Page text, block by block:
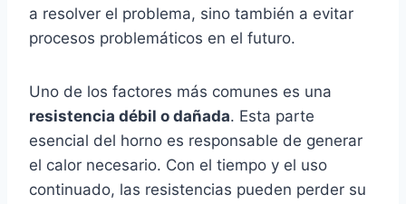
a resolver el problema, sino también a evitar
procesos problemáticos en el futuro.
Uno de los factores más comunes es una
resistencia débil o dañada. Esta parte
esencial del horno es responsable de generar
el calor necesario. Con el tiempo y el uso
continuado, las resistencias pueden perder su